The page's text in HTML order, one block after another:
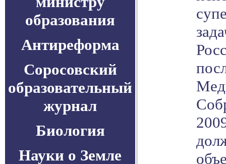
образования
Антиреформа
Соросовский
образовательный
журнал
Биология
Науки о Земле